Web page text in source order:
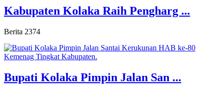
Kabupaten Kolaka Raih Pengharg ...
Berita 2374
Bupati Kolaka Pimpin Jalan San ...